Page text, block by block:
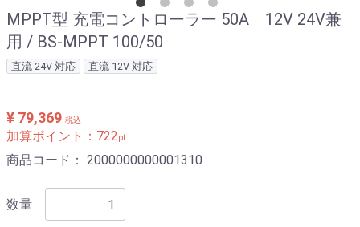
MPPT型 充電コントローラー 50A 12V 24V兼
用 / BS-MPPT 100/50
直流 24V 対応 直流 12V 対応
¥ 79,369 税込
加算ポイント： 722pt
商品コード： 2000000000001310
数量